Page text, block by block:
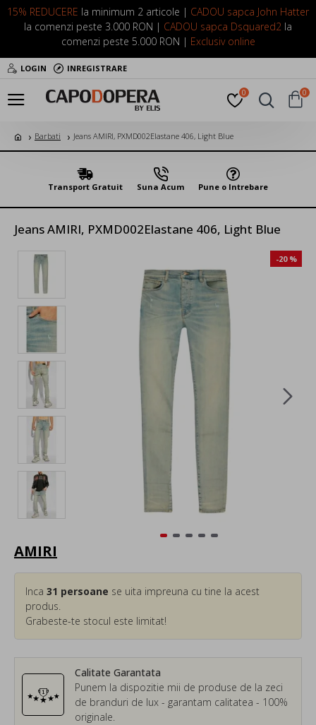
15% REDUCERE la minimum 2 articole | CADOU sapca John Hatter
la comenzi peste 3.000 RON | CADOU sapca Dsquared2 la
comenzi peste 5.000 RON | Exclusiv online
LOGIN INREGISTRARE
0 0
Barbati Jeans AMIRI, PXMD002Elastane 406, Light Blue
Transport Gratuit Suna Acum Pune o Intrebare
Jeans AMIRI, PXMD002Elastane 406, Light Blue
-20 %
AMIRI
Calitate Garantata
Punem la dispozitie mii de produse de la zeci
de branduri de lux - garantam calitatea - 100%
originale.
Inca 31 persoane se uita impreuna cu tine la acest
produs.
Grabeste-te stocul este limitat!